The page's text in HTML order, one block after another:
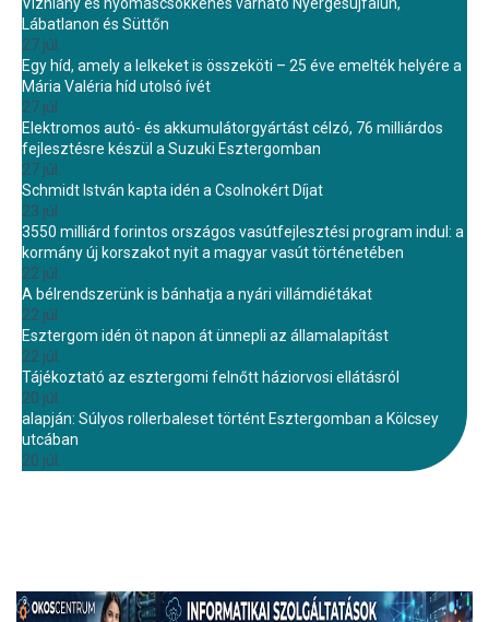
Lábatlanon és Süttőn
27 júl.
Egy híd, amely a lelkeket is összeköti – 25 éve emelték helyére a
Mária Valéria híd utolsó ívét
27 júl.
Elektromos autó- és akkumulátorgyártást célzó, 76 milliárdos
fejlesztésre készül a Suzuki Esztergomban
27 júl.
Schmidt István kapta idén a Csolnokért Díjat
23 júl.
3550 milliárd forintos országos vasútfejlesztési program indul: a
kormány új korszakot nyit a magyar vasút történetében
22 júl.
A bélrendszerünk is bánhatja a nyári villámdiétákat
22 júl.
Esztergom idén öt napon át ünnepli az államalapítást
22 júl.
Tájékoztató az esztergomi felnőtt háziorvosi ellátásról
20 júl.
alapján: Súlyos rollerbaleset történt Esztergomban a Kölcsey
utcában
20 júl.